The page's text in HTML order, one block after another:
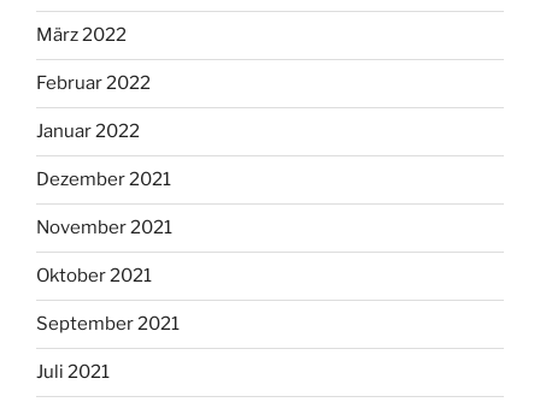
März 2022
Februar 2022
Januar 2022
Dezember 2021
November 2021
Oktober 2021
September 2021
Juli 2021